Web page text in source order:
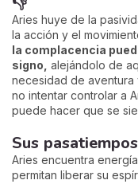
Aries huye de la
la acción y el
la complacencia
signo, alejándolo de
necesidad de aventura
no intentar controlar a
puede hacer que se
Sus
Aries encuentra
permitan liberar su